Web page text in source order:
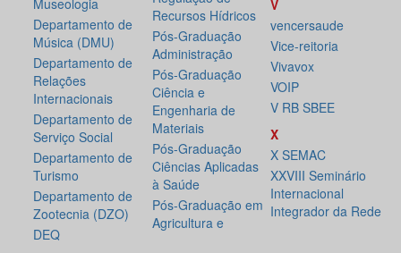
Museologia
Departamento de
Música (DMU)
Departamento de
Relações
Internacionais
Departamento de
Serviço Social
Departamento de
Turismo
Departamento de
Zootecnia (DZO)
DEQ
Recursos Hídricos
Pós-Graduação
Administração
Pós-Graduação
Ciência e
Engenharia de
Materiais
Pós-Graduação
Ciências Aplicadas
à Saúde
Pós-Graduação em
Agricultura e
V
vencersaude
Vice-reitoria
Vivavox
VOIP
V RB SBEE
X
X SEMAC
XXVIII Seminário
Internacional
Integrador da Rede